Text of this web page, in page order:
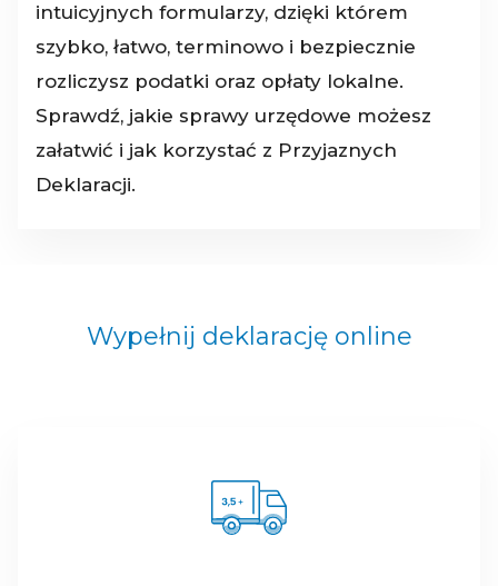
intuicyjnych formularzy, dzięki którem
szybko, łatwo, terminowo i bezpiecznie
rozliczysz podatki oraz opłaty lokalne.
Sprawdź, jakie sprawy urzędowe możesz
załatwić i jak korzystać z Przyjaznych
Deklaracji.
Wypełnij deklarację online